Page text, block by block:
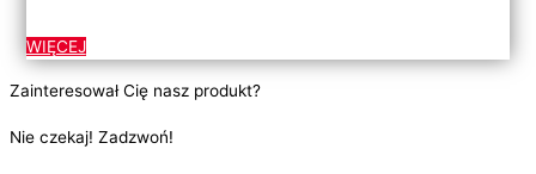
WIĘCEJ
Zainteresował Cię nasz produkt?
Nie czekaj! Zadzwoń!